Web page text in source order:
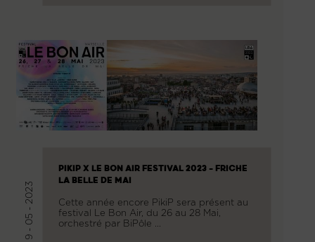
9 - 05 - 2023
PIKIP X LE BON AIR FESTIVAL 2023 - FRICHE
LA BELLE DE MAI
Cette année encore PikiP sera présent au
festival Le Bon Air, du 26 au 28 Mai,
orchestré par BiPôle …